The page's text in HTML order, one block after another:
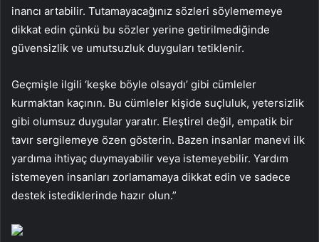
inancı artabilir. Tutamayacağınız sözleri söylememeye
dikkat edin çünkü bu sözler yerine getirilmediğinde
güvensizlik ve umutsuzluk duyguları tetiklenir.
Geçmişle ilgili ‘keşke böyle olsaydı’ gibi cümleler
kurmaktan kaçının. Bu cümleler kişide suçluluk, yetersizlik
gibi olumsuz duygular yaratır. Eleştirel değil, empatik bir
tavır sergilemeye özen gösterin. Bazen insanlar manevi ilk
yardıma ihtiyaç duymayabilir veya istemeyebilir. Yardım
istemeyen insanları zorlamamaya dikkat edin ve sadece
destek istediklerinde hazır olun.”